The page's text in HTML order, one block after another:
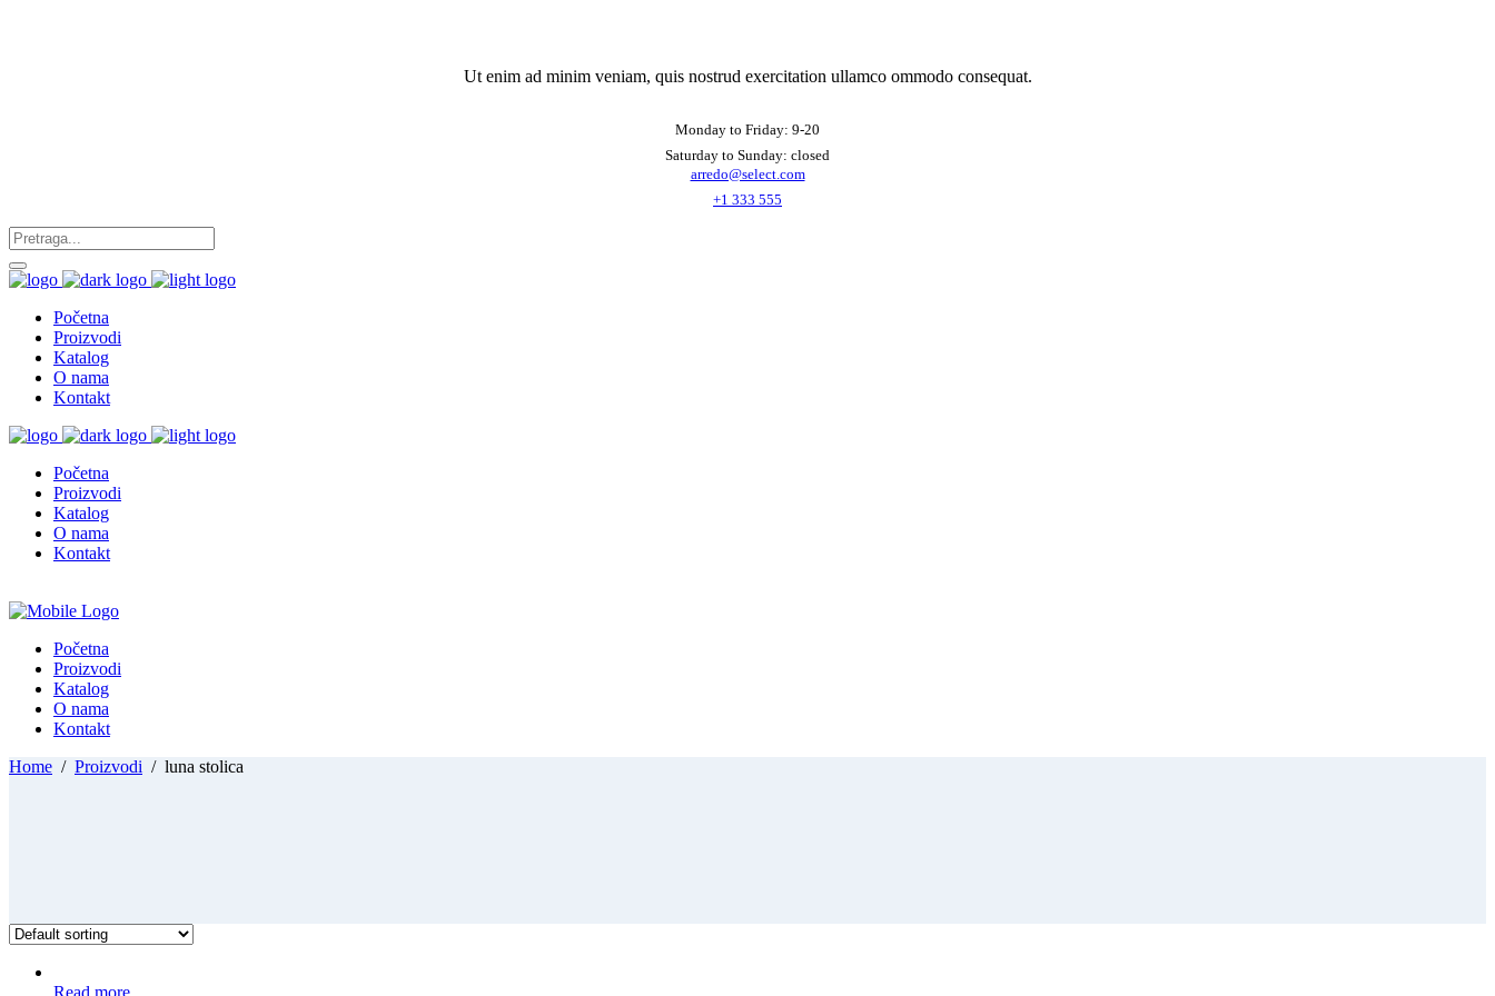
Ut enim ad minim veniam, quis nostrud exercitation ullamco ommodo consequat.
Monday to Friday: 9-20
Saturday to Sunday: closed
arredo@select.com
+1 333 555
Početna
Proizvodi
Katalog
O nama
Kontakt
Početna
Proizvodi
Katalog
O nama
Kontakt
Početna
Proizvodi
Katalog
O nama
Kontakt
Home / Proizvodi / luna stolica
Read more